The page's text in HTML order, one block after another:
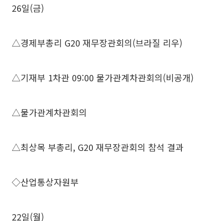
26일(금)
△경제부총리 G20 재무장관회의(브라질 리우)
△기재부 1차관 09:00 물가관계차관회의(비공개)
△물가관계차관회의
△최상목 부총리, G20 재무장관회의 참석 결과
◇산업통상자원부
22일(월)